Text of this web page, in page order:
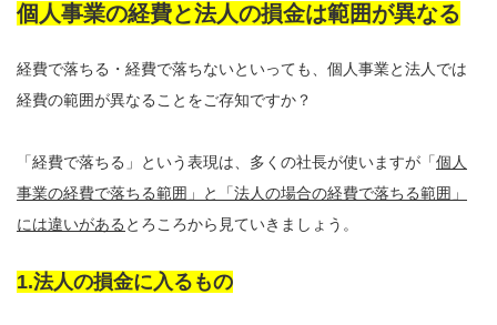
個人事業の経費と法人の損金は範囲が異なる
経費で落ちる・経費で落ちないといっても、個人事業と法人では
経費の範囲が異なることをご存知ですか？
「経費で落ちる」という表現は、多くの社長が使いますが「個人
事業の経費で落ちる範囲」と「法人の場合の経費で落ちる範囲」
には違いがある とろころから見ていきましょう。
1.法人の損金に入るもの